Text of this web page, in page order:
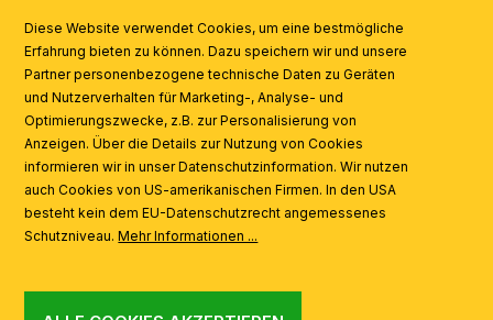
AI
Diese Website verwendet Cookies, um eine bestmögliche
Erfahrung bieten zu können. Dazu speichern wir und unsere
Partner personenbezogene technische Daten zu Geräten
und Nutzerverhalten für Marketing-, Analyse- und
Optimierungszwecke, z.B. zur Personalisierung von
Anzeigen. Über die Details zur Nutzung von Cookies
informieren wir in unser Datenschutzinformation. Wir nutzen
auch Cookies von US-amerikanischen Firmen. In den USA
besteht kein dem EU-Datenschutzrecht angemessenes
Schutzniveau.Mehr Informationen ...